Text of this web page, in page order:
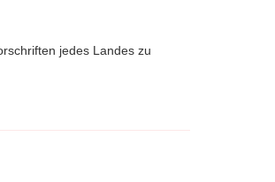
jedes Landes zu